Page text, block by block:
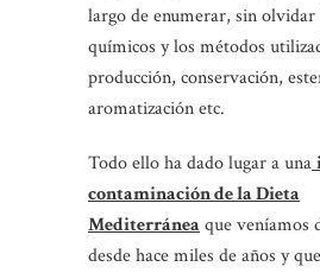
largo de enumerar, sin
químicos y los métodos
producción, conservación,
aromatización etc.
Todo ello ha dado lugar a una
contaminación de la Dieta
Mediterráneaque veníamos
desde hace miles de años y